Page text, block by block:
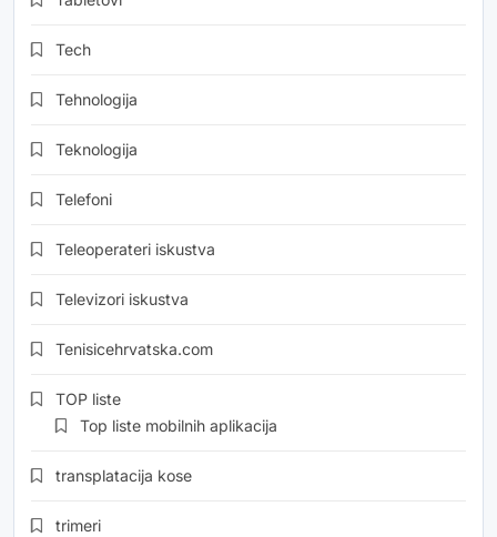
Tech
Tehnologija
Teknologija
Telefoni
Teleoperateri iskustva
Televizori iskustva
Tenisicehrvatska.com
TOP liste
Top liste mobilnih aplikacija
transplatacija kose
trimeri